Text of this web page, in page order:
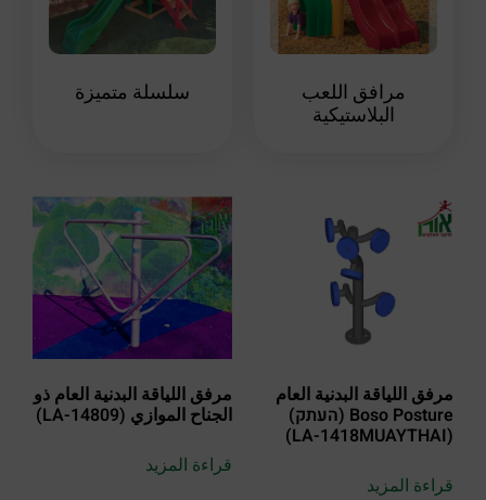
مرافق اللعب
البلاستيكية
سلسلة متميزة
مرفق اللياقة البدنية العام
Boso Posture (העתק)
(LA-1418MUAYTHAI)
قراءة المزيد
مرفق اللياقة البدنية العام ذو
الجناح الموازي (LA-14809)
قراءة المزيد